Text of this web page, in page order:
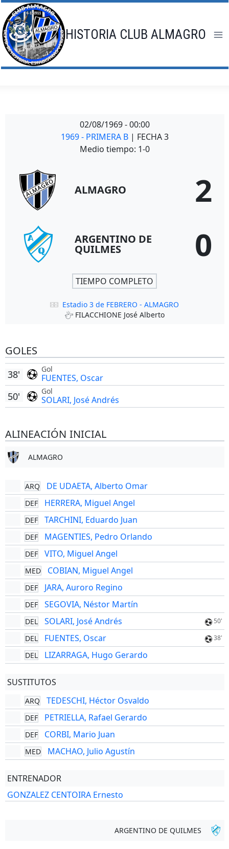
Saltar
al
contenido
HISTORIA CLUB ALMAGRO
02/08/1969 - 00:00
1969 - PRIMERA B | FECHA 3
Medio tiempo: 1-0
ALMAGRO 2
ARGENTINO DE
QUILMES 0
TIEMPO COMPLETO
Estadio 3 de FEBRERO - ALMAGRO
FILACCHIONE José Alberto
GOLES
Gol
FUENTES, Oscar
38'
Gol
SOLARI, José Andrés
50'
ALINEACIÓN INICIAL
ALMAGRO
ARQ DE UDAETA, Alberto Omar
DEF HERRERA, Miguel Angel
DEF TARCHINI, Eduardo Juan
DEF MAGENTIES, Pedro Orlando
DEF VITO, Miguel Angel
MED COBIAN, Miguel Angel
DEF JARA, Auroro Regino
DEF SEGOVIA, Néstor Martín
DEL SOLARI, José Andrés 50'
DEL FUENTES, Oscar 38'
DEL LIZARRAGA, Hugo Gerardo
SUSTITUTOS
ARQ TEDESCHI, Héctor Osvaldo
DEF PETRIELLA, Rafael Gerardo
DEF CORBI, Mario Juan
MED MACHAO, Julio Agustín
ENTRENADOR
GONZALEZ CENTOIRA Ernesto
ARGENTINO DE QUILMES